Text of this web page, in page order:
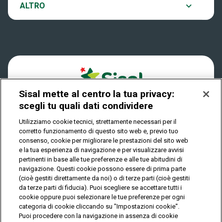
Play Your Date
Dove si gioca
Quanto si vince
Come riscuotere
ALTRO
Notifiche
Privacy
IL GIOCO È VIETATO AI MINORI E PUÒ CAUSARE
DIPENDENZA PATOLOGICA
© Copyright Sisal Italia S.p.A. - P.I. 02433760135
Privacy Cookies
Mappa
del
sito
Sisal mette al centro la tua privacy:
scegli tu quali dati condividere
Utilizziamo cookie tecnici, strettamente necessari per il
corretto funzionamento di questo sito web e, previo tuo
consenso, cookie per migliorare le prestazioni del sito web
e la tua esperienza di navigazione e per visualizzare avvisi
pertinenti in base alle tue preferenze e alle tue abitudini di
navigazione. Questi cookie possono essere di prima parte
(cioè gestiti direttamente da noi) o di terze parti (cioè gestiti
da terze parti di fiducia). Puoi scegliere se accettare tutti i
cookie oppure puoi selezionare le tue preferenze per ogni
categoria di cookie cliccando su "Impostazioni cookie".
Puoi procedere con la navigazione in assenza di cookie